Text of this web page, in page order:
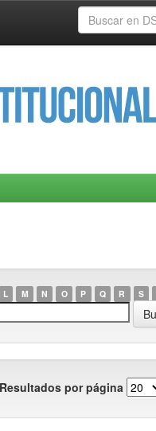
L M N O P Q R S
Resultados por página